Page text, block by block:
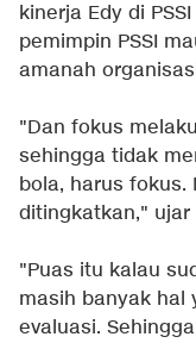
kinerja Edy di
pemimpin PSSI
amanah
"Dan fokus
sehingga tidak
bola, harus fokus.
ditingkatkan," ujar
"Puas itu kalau
masih banyak hal
evaluasi.